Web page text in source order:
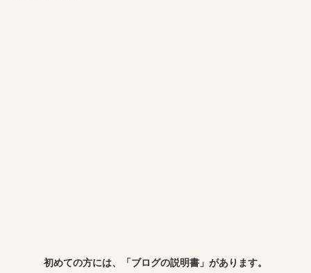
初めての方には、「ブログの説明書」があります。